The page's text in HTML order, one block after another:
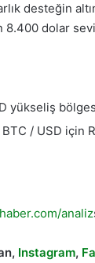
desteğin
8.400 dolar
yükseliş
/ USD için
analiz
Instagram,